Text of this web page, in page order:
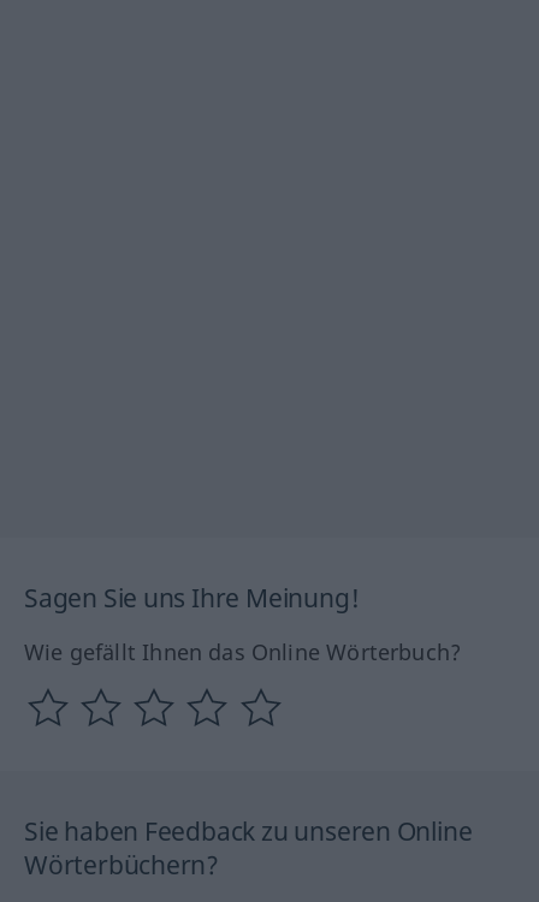
Sagen Sie uns Ihre Meinung!
Wie gefällt Ihnen das Online Wörterbuch?
Sie haben Feedback zu unseren Online
Wörterbüchern?